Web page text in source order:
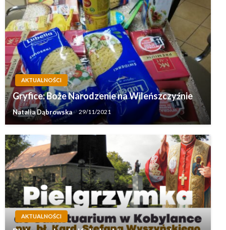
AKTUALNOŚCI
Gryfice: Boże Narodzenie na Wileńszczyźnie
Natalia Dąbrowska 29/11/2021
AKTUALNOŚCI